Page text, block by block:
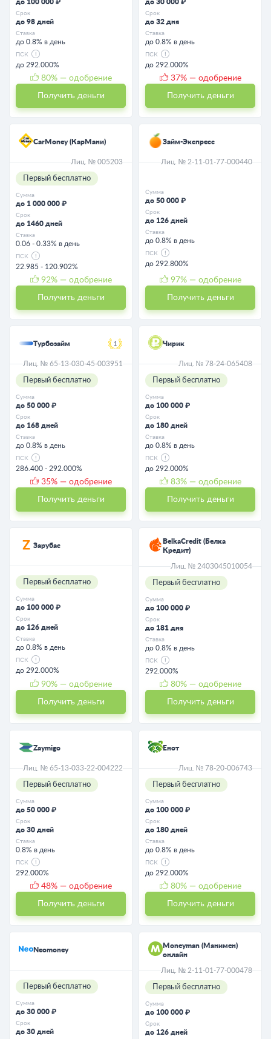
до 100 000 ₽
Срок
до 98 дней
Ставка
до 0.8% в день
ПСК
до 292.000%
80% — одобрение
Получить деньги
до 30 000 ₽
Срок
до 32 дня
Ставка
до 0.8% в день
ПСК
до 292.000%
37% — одобрение
Получить деньги
CarMoney (КарМани)
Лиц. № 005203
Первый бесплатно
Сумма
до 1 000 000 ₽
Срок
до 1460 дней
Ставка
0.06 - 0.33% в день
ПСК
22.985 - 120.902%
92% — одобрение
Получить деньги
Займ-Экспресс
Лиц. № 2-11-01-77-000440
Сумма
до 50 000 ₽
Срок
до 126 дней
Ставка
до 0.8% в день
ПСК
до 292.800%
97% — одобрение
Получить деньги
Турбозайм 1
Лиц. № 65-13-030-45-003951
Первый бесплатно
Сумма
до 50 000 ₽
Срок
до 168 дней
Ставка
до 0.8% в день
ПСК
286.400 - 292.000%
35% — одобрение
Получить деньги
Чирик
Лиц. № 78-24-065408
Первый бесплатно
Сумма
до 100 000 ₽
Срок
до 180 дней
Ставка
до 0.8% в день
ПСК
до 292.000%
83% — одобрение
Получить деньги
Зарубас
Первый бесплатно
Сумма
до 100 000 ₽
Срок
до 126 дней
Ставка
до 0.8% в день
ПСК
до 292.000%
90% — одобрение
Получить деньги
BelkaCredit (Белка
Кредит)
Лиц. № 2403045010054
Первый бесплатно
Сумма
до 100 000 ₽
Срок
до 181 дня
Ставка
до 0.8% в день
ПСК
292.000%
80% — одобрение
Получить деньги
Zaymigo
Лиц. № 65-13-033-22-004222
Первый бесплатно
Сумма
до 50 000 ₽
Срок
до 30 дней
Ставка
0.8% в день
ПСК
292.000%
48% — одобрение
Получить деньги
Енот
Лиц. № 78-20-006743
Первый бесплатно
Сумма
до 100 000 ₽
Срок
до 180 дней
Ставка
до 0.8% в день
ПСК
до 292.000%
80% — одобрение
Получить деньги
Neomoney
Первый бесплатно
Сумма
до 30 000 ₽
Срок
до 30 дней
Moneyman (Манимен)
онлайн
Лиц. № 2-11-01-77-000478
Первый бесплатно
Сумма
до 100 000 ₽
Срок
до 126 дней